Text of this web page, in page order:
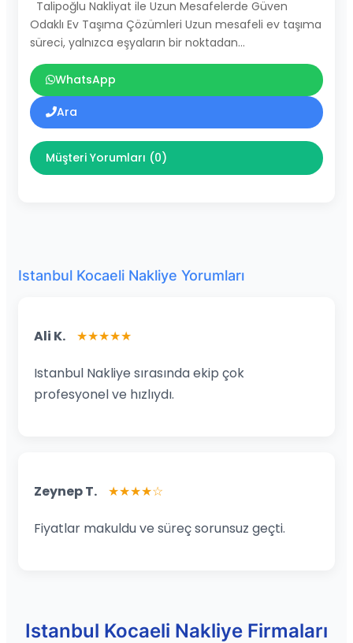
Talipoğlu Nakliyat ile Uzun Mesafelerde Güven
Odaklı Ev Taşıma Çözümleri Uzun mesafeli ev taşıma
süreci, yalnızca eşyaların bir noktadan…
WhatsApp
Ara
Müşteri Yorumları (0)
Istanbul Kocaeli Nakliye Yorumları
Ali K. ★★★★★
Istanbul Nakliye sırasında ekip çok
profesyonel ve hızlıydı.
Zeynep T. ★★★★☆
Fiyatlar makuldu ve süreç sorunsuz geçti.
Istanbul Kocaeli Nakliye Firmaları